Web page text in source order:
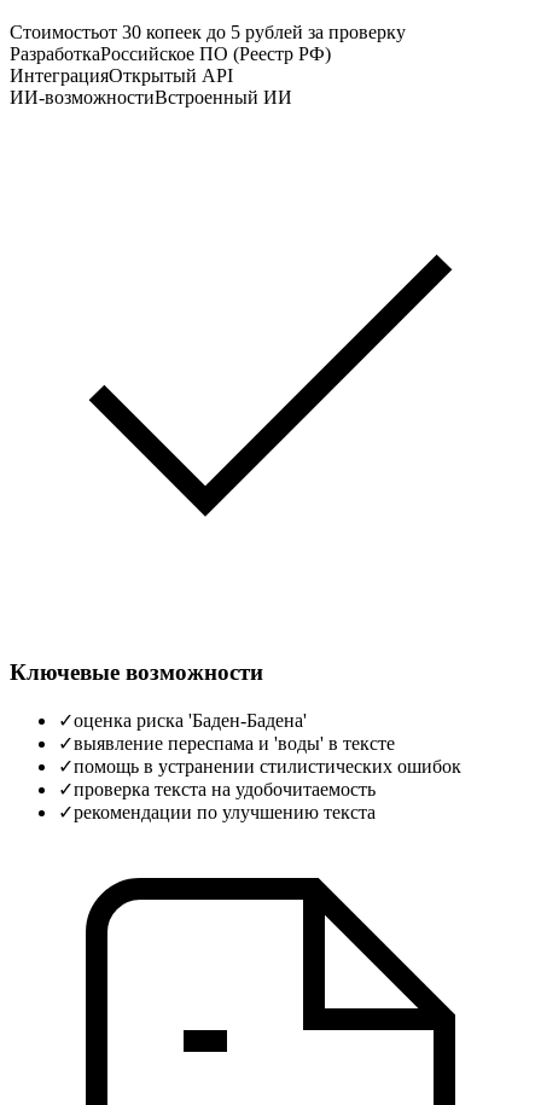
Стоимостьот 30 копеек до 5 рублей за проверку
РазработкаРоссийское ПО (Реестр РФ)
ИнтеграцияОткрытый API
ИИ-возможностиВстроенный ИИ
Ключевые возможности
✓оценка риска 'Баден-Бадена'
✓выявление переспама и 'воды' в тексте
✓помощь в устранении стилистических ошибок
✓проверка текста на удобочитаемость
✓рекомендации по улучшению текста